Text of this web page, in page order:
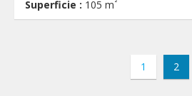
Superficie : 105 m²
1 2